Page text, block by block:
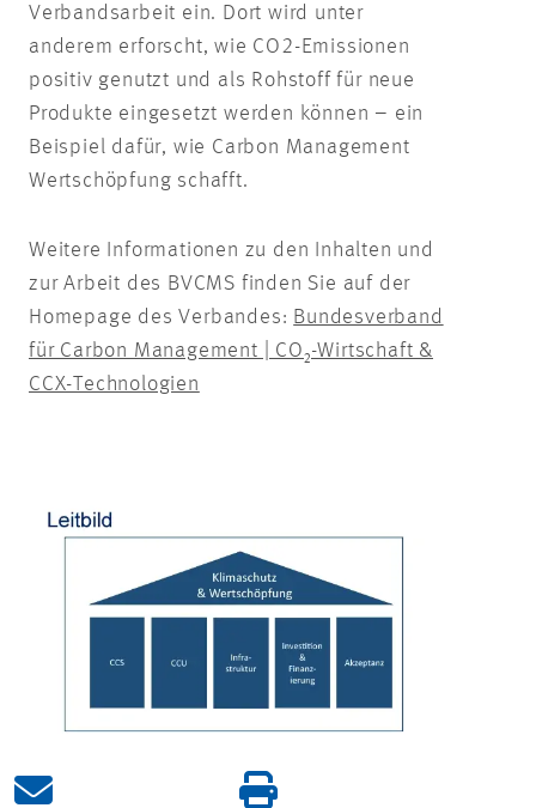
Verbandsarbeit ein. Dort wird unter
anderem erforscht, wie CO2-Emissionen
positiv genutzt und als Rohstoff für neue
Produkte eingesetzt werden können – ein
Beispiel dafür, wie Carbon Management
Wertschöpfung schafft.
Weitere Informationen zu den Inhalten und
zur Arbeit des BVCMS finden Sie auf der
Homepage des Verbandes: Bundesverband
für Carbon Management | CO₂-Wirtschaft &
CCX-Technologien